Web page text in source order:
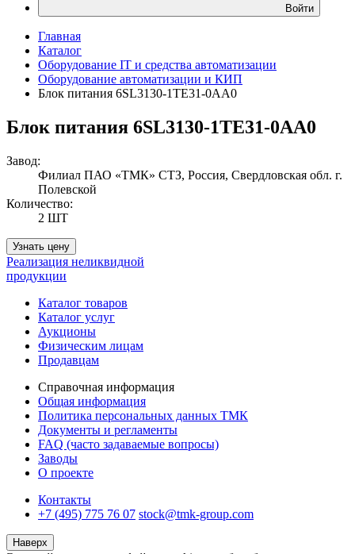
Войти
Главная
Каталог
Оборудование IT и средства автоматизации
Оборудование автоматизации и КИП
Блок питания 6SL3130-1TE31-0AA0
Блок питания 6SL3130-1TE31-0AA0
Завод:
Филиал ПАО «ТМК» СТЗ, Россия, Свердловская обл. г.
Полевской
Количество:
2 ШТ
Узнать цену
Реализация неликвидной
продукции
Каталог товаров
Каталог услуг
Аукционы
Физическим лицам
Продавцам
Справочная информация
Общая информация
Политика персональных данных ТМК
Документы и регламенты
FAQ (часто задаваемые вопросы)
Заводы
О проекте
Контакты
+7 (495) 775 76 07 stock@tmk-group.com
Наверх